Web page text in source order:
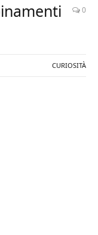
0
CURIOSITÀ